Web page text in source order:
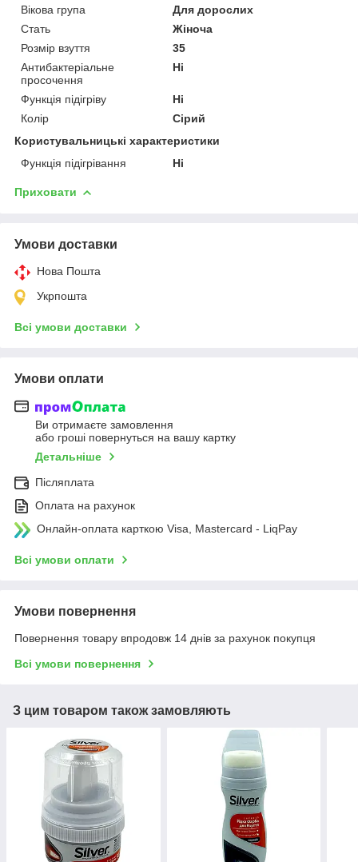
Вікова група
Для дорослих
Стать
Жіноча
Розмір взуття
35
Антибактеріальне
просочення
Ні
Функція підігріву
Ні
Колір
Сірий
Користувальницькі характеристики
Функція підігрівання
Ні
Приховати
Умови доставки
Нова Пошта
Укрпошта
Всі умови доставки
Умови оплати
Ви отримаєте замовлення
або гроші повернуться на вашу картку
Детальніше
Післяплата
Оплата на рахунок
Онлайн-оплата карткою Visa, Mastercard - LiqPay
Всі умови оплати
Умови повернення
Повернення товару впродовж 14 днів за рахунок покупця
Всі умови повернення
З цим товаром також замовляють